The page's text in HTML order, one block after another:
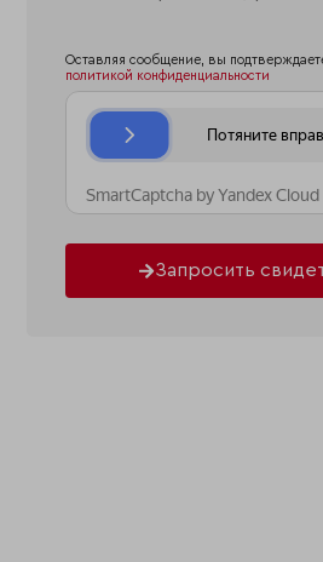
Оставляя сообщение, вы
политикой конфиденциальности
Запросить